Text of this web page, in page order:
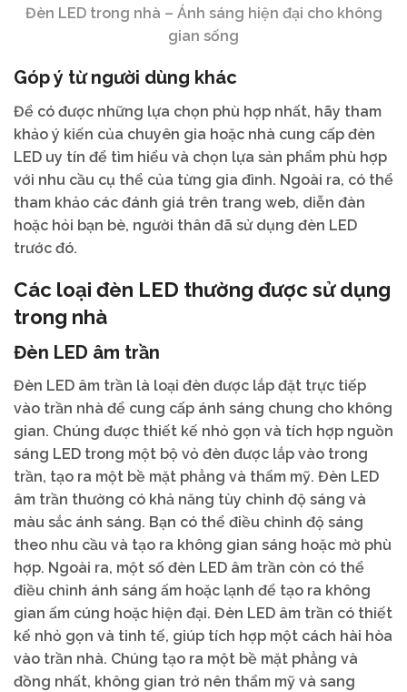
Đèn LED trong nhà – Ánh sáng hiện đại cho không
gian sống
Góp ý từ người dùng khác
Để có được những lựa chọn phù hợp nhất, hãy tham
khảo ý kiến của chuyên gia hoặc nhà cung cấp đèn
LED uy tín để tìm hiểu và chọn lựa sản phẩm phù hợp
với nhu cầu cụ thể của từng gia đình. Ngoài ra, có thể
tham khảo các đánh giá trên trang web, diễn đàn
hoặc hỏi bạn bè, người thân đã sử dụng đèn LED
trước đó.
Các loại đèn LED thường được sử dụng
trong nhà
Đèn LED âm trần
Đèn LED âm trần là loại đèn được lắp đặt trực tiếp
vào trần nhà để cung cấp ánh sáng chung cho không
gian. Chúng được thiết kế nhỏ gọn và tích hợp nguồn
sáng LED trong một bộ vỏ đèn được lắp vào trong
trần, tạo ra một bề mặt phẳng và thẩm mỹ. Đèn LED
âm trần thường có khả năng tùy chỉnh độ sáng và
màu sắc ánh sáng. Bạn có thể điều chỉnh độ sáng
theo nhu cầu và tạo ra không gian sáng hoặc mờ phù
hợp. Ngoài ra, một số đèn LED âm trần còn có thể
điều chỉnh ánh sáng ấm hoặc lạnh để tạo ra không
gian ấm cúng hoặc hiện đại. Đèn LED âm trần có thiết
kế nhỏ gọn và tinh tế, giúp tích hợp một cách hài hòa
vào trần nhà. Chúng tạo ra một bề mặt phẳng và
đồng nhất, không gian trở nên thẩm mỹ và sang